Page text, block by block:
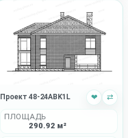
Проект 48-24ABK1L ❤ ⇄
ПЛОЩАДЬ
290.92 м²